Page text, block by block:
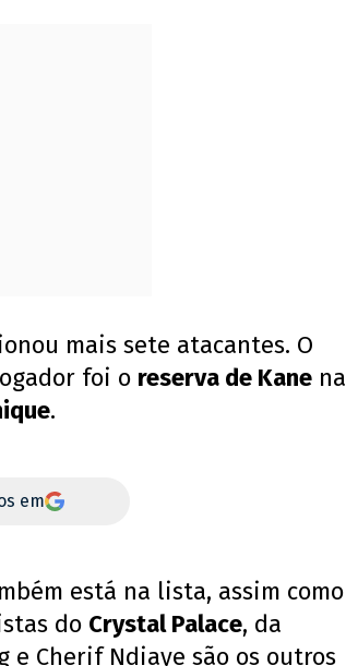
mais sete atacantes. O
foi o reserva de Kane na
.
em
está na lista, assim como
do Crystal Palace, da
e Cherif Ndiaye são os outros